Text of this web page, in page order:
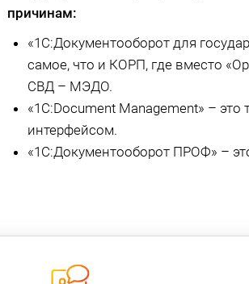
причинам:
«1С:Документооборот для
самое, что и КОРП, где вместо
СВД – МЭДО.
«1С:Document Management» –
интерфейсом.
«1С:Документооборот ПРОФ» –